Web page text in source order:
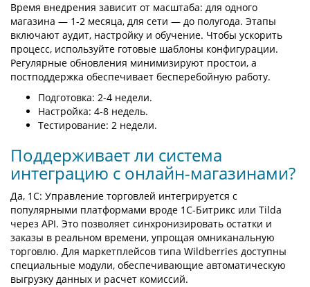
Время внедрения зависит от масштаба: для одного
магазина — 1-2 месяца, для сети — до полугода. Этапы
включают аудит, настройку и обучение. Чтобы ускорить
процесс, используйте готовые шаблоны конфигурации.
Регулярные обновления минимизируют простои, а
постподдержка обеспечивает бесперебойную работу.
Подготовка: 2-4 недели.
Настройка: 4-8 недель.
Тестирование: 2 недели.
Поддерживает ли система
интеграцию с онлайн-магазинами?
Да, 1С: Управление торговлей интегрируется с
популярными платформами вроде 1С-Битрикс или Tilda
через API. Это позволяет синхронизировать остатки и
заказы в реальном времени, упрощая омниканальную
торговлю. Для маркетплейсов типа Wildberries доступны
специальные модули, обеспечивающие автоматическую
выгрузку данных и расчет комиссий.